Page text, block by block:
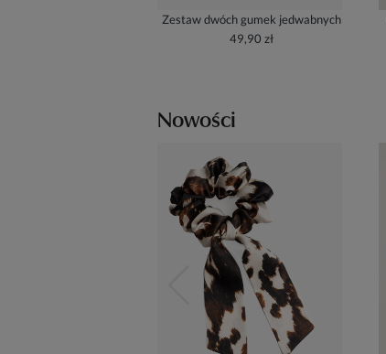
Zestaw dwóch gumek jedwabnych
49,90 zł
Nowości